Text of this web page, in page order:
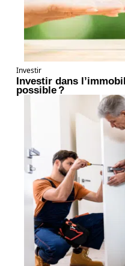
Investir
Investir dans
possible ?